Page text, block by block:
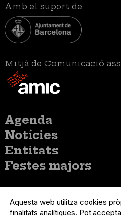
Amb el suport de:
Mitjà de Comunicació
Menú
principal
Agenda
Notícies
Entitats
Festes majors
del
compte
Menú
Registre
Aquesta web utilitza cookies
finalitats analítiques. Pot